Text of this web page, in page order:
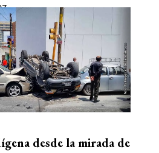
desde la mirada de